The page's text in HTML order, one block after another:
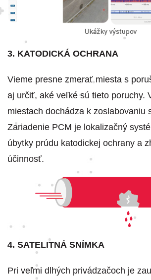
3. KATODICKÁ OCHRANA
Vieme presne zmerať miesta s
aj určiť, aké veľké sú tieto poruchy.
miestach dochádza k zoslabovaniu
Zariadenie PCM je lokalizačný
úbytky prúdu katodickej ochrany a
účinnosť.
4. SATELITNÁ SNÍMKA
Pri veľmi dlhých privádzačoch je